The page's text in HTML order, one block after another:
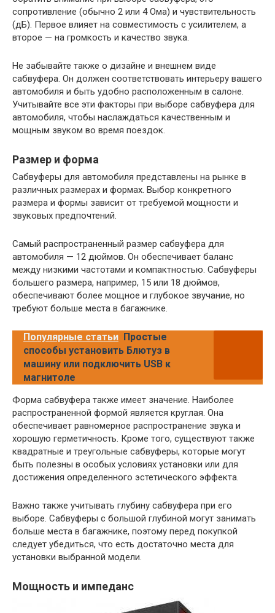
сопротивление (обычно 2 или 4 Ома) и чувствительность
(дБ). Первое влияет на совместимость с усилителем, а
второе — на громкость и качество звука.
Не забывайте также о дизайне и внешнем виде
сабвуфера. Он должен соответствовать интерьеру вашего
автомобиля и быть удобно расположенным в салоне.
Учитывайте все эти факторы при выборе сабвуфера для
автомобиля, чтобы наслаждаться качественным и
мощным звуком во время поездок.
Размер и форма
Сабвуферы для автомобиля представлены на рынке в
различных размерах и формах. Выбор конкретного
размера и формы зависит от требуемой мощности и
звуковых предпочтений.
Самый распространенный размер сабвуфера для
автомобиля — 12 дюймов. Он обеспечивает баланс
между низкими частотами и компактностью. Сабвуферы
большего размера, например, 15 или 18 дюймов,
обеспечивают более мощное и глубокое звучание, но
требуют больше места в багажнике.
Популярные статьи Простые
способы установить Блютуз в
машину или подключить USB к
магнитоле
Форма сабвуфера также имеет значение. Наиболее
распространенной формой является круглая. Она
обеспечивает равномерное распространение звука и
хорошую герметичность. Кроме того, существуют также
квадратные и треугольные сабвуферы, которые могут
быть полезны в особых условиях установки или для
достижения определенного эстетического эффекта.
Важно также учитывать глубину сабвуфера при его
выборе. Сабвуферы с большой глубиной могут занимать
больше места в багажнике, поэтому перед покупкой
следует убедиться, что есть достаточно места для
установки выбранной модели.
Мощность и импеданс